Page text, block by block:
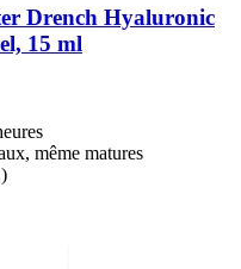
Drench​ Hyaluronic
15 ml
même matures